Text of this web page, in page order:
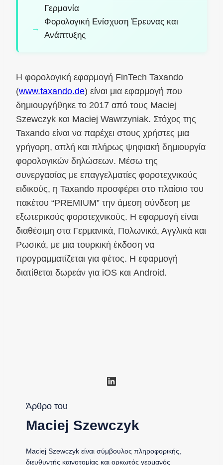
Γερμανία
Φορολογική Ενίσχυση Έρευνας και
Ανάπτυξης
Η φορολογική εφαρμογή FinTech Taxando
(www.taxando.de) είναι μια εφαρμογή που
δημιουργήθηκε το 2017 από τους Maciej
Szewczyk και Maciej Wawrzyniak. Στόχος της
Taxando είναι να παρέχει στους χρήστες μια
γρήγορη, απλή και πλήρως ψηφιακή δημιουργία
φορολογικών δηλώσεων. Μέσω της
συνεργασίας με επαγγελματίες φοροτεχνικούς
ειδικούς, η Taxando προσφέρει στο πλαίσιο του
πακέτου “PREMIUM” την άμεση σύνδεση με
εξωτερικούς φοροτεχνικούς. Η εφαρμογή είναι
διαθέσιμη στα Γερμανικά, Πολωνικά, Αγγλικά και
Ρωσικά, με μια τουρκική έκδοση να
προγραμματίζεται για φέτος. Η εφαρμογή
διατίθεται δωρεάν για iOS και Android.
Linkedin
Άρθρο του
Maciej Szewczyk
Maciej Szewczyk είναι σύμβουλος πληροφορικής,
διευθυντής καινοτομίας και ορκωτός γερμανός